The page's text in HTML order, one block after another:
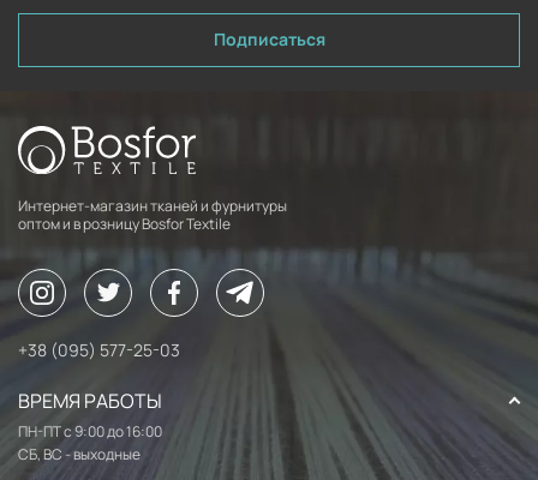
Подписаться
Интернет-магазин тканей и фурнитуры
оптом и в розницу Bosfor Textile
+38 (095) 577-25-03
ВРЕМЯ РАБОТЫ
ПН-ПТ с 9:00 до 16:00
СБ, ВС - выходные